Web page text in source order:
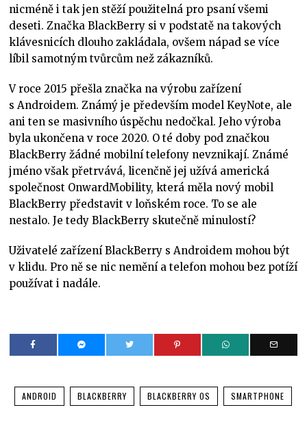
nicméně i tak jen stěží použitelná pro psaní všemi
deseti. Značka BlackBerry si v podstatě na takových
klávesnicích dlouho zakládala, ovšem nápad se více
líbil samotným tvůrcům než zákazníků.
V roce 2015 přešla značka na výrobu zařízení
s Androidem. Známý je především model KeyNote, ale
ani ten se masivního úspěchu nedočkal. Jeho výroba
byla ukončena v roce 2020. O té doby pod značkou
BlackBerry žádné mobilní telefony nevznikají. Známé
jméno však přetrvává, licenčně jej užívá americká
společnost OnwardMobility, která měla nový mobil
BlackBerry představit v loňském roce. To se ale
nestalo. Je tedy BlackBerry skutečně minulostí?
Uživatelé zařízení BlackBerry s Androidem mohou být
v klidu. Pro ně se nic nemění a telefon mohou bez potíží
používat i nadále.
ANDROID BLACKBERRY BLACKBERRY OS SMARTPHONE